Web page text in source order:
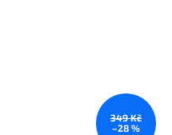
349 Kč
–28 %